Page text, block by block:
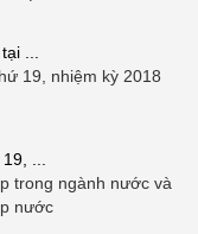
...
...